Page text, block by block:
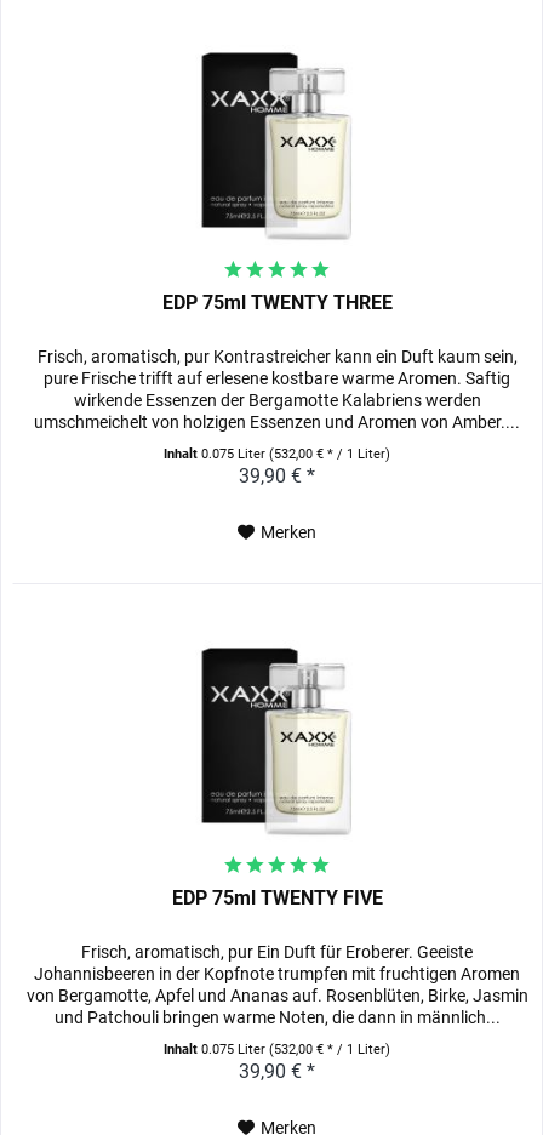
EDP 75ml TWENTY THREE
Frisch, aromatisch, pur Kontrastreicher kann ein Duft kaum sein,
pure Frische trifft auf erlesene kostbare warme Aromen. Saftig
wirkende Essenzen der Bergamotte Kalabriens werden
umschmeichelt von holzigen Essenzen und Aromen von Amber....
Inhalt0.075 Liter(532,00 € * / 1 Liter)
39,90 € *
Merken
EDP 75ml TWENTY FIVE
Frisch, aromatisch, pur Ein Duft für Eroberer. Geeiste
Johannisbeeren in der Kopfnote trumpfen mit fruchtigen Aromen
von Bergamotte, Apfel und Ananas auf. Rosenblüten, Birke, Jasmin
und Patchouli bringen warme Noten, die dann in männlich...
Inhalt0.075 Liter(532,00 € * / 1 Liter)
39,90 € *
Merken